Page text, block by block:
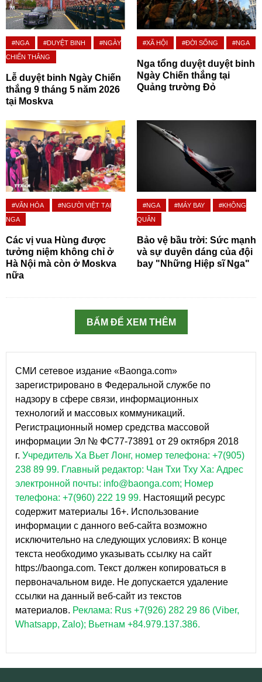
#NGA #DUYỆT BINH
#NGÀY
CHIẾN THẮNG
Lễ duyệt binh Ngày Chiến
thắng 9 tháng 5 năm 2026
tại Moskva
#XÃ HỘI #ĐỜI SỐNG #NGA
Nga tổng duyệt duyệt binh
Ngày Chiến thắng tại
Quảng trường Đỏ
#VĂN HÓA
#NGƯỜI VIỆT TẠI
NGA
Các vị vua Hùng được
tưởng niệm không chỉ ở
Hà Nội mà còn ở Moskva
nữa
#NGA #MÁY BAY
#KHÔNG
QUÂN
Bảo vệ bầu trời: Sức mạnh
và sự duyên dáng của đội
bay "Những Hiệp sĩ Nga"
BẤM ĐỂ XEM THÊM
СМИ сетевое издание «Baonga.com»
зарегистрировано в Федеральной службе по
надзору в сфере связи, информационных
технологий и массовых коммуникаций.
Регистрационный номер средства массовой
информации Эл № ФС77-73891 от 29 октября 2018
г. Учредитель Ха Вьет Лонг, номер телефона: +7(905)
238 89 99. Главный редактор: Чан Тхи Тху Ха: Адрес
электронной почты: info@baonga.com; Номер
телефона: +7(960) 222 19 99. Настоящий ресурс
содержит материалы 16+. Использование
информации с данного веб-сайта возможно
исключительно на следующих условиях: В конце
текста необходимо указывать ссылку на сайт
https://baonga.com. Текст должен копироваться в
первоначальном виде. Не допускается удаление
ссылки на данный веб-сайт из текстов
материалов. Реклама: Rus +7(926) 282 29 86 (Viber,
Whatsapp, Zalo); Вьетнам +84.979.137.386.